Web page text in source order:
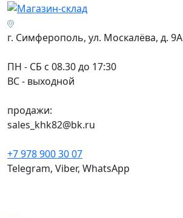
г. Симферополь, ул. Москалёва, д. 9А
ПН - СБ с 08.30 до 17:30
ВС - выходной
продажи:
sales_khk82@bk.ru
+7 978 900 30 07
Telegram, Viber, WhatsApp